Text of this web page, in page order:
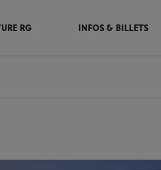
RG INFOS & BILLETS